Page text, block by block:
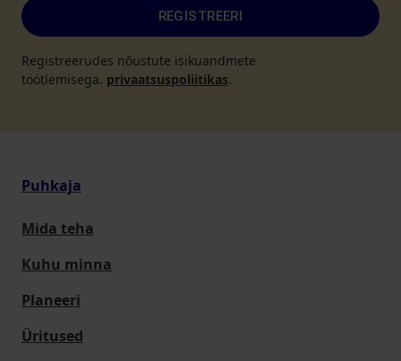
REGISTREERI
Registreerudes nõustute isikuandmete
töötlemisega. privaatsuspoliitikas.
Puhkaja
Mida teha
Kuhu minna
Planeeri
Üritused